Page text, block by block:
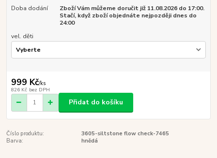
Doba dodání
Zboží Vám můžeme doručit již 11.08.2026 do 17:00.
Stačí, když zboží objednáte nejpozději dnes do
24:00
vel. děti
999 Kč/ks
826 Kč bez DPH
Přidat do košíku
Číslo produktu:
3605-siltstone flow check-7465
Barva:
hnědá